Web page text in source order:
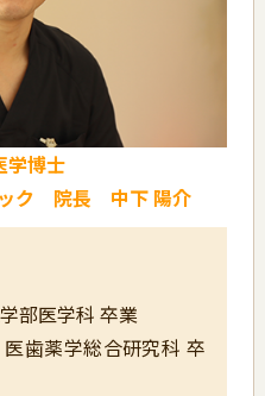
学博士
ック 院長 中下 陽介
部医学科 卒業
歯薬学総合研究科 卒